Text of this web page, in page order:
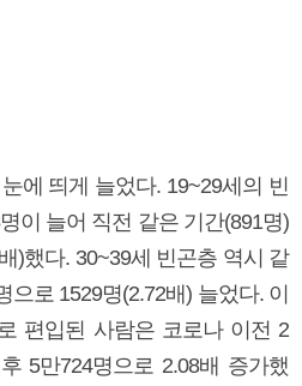
에 띄게 늘었다. 19~29세의 빈
이 늘어 직전 같은 기간(891명)
)했다. 30~39세 빈곤층 역시 같
으로 1529명(2.72배) 늘었다. 이
편입된 사람은 코로나 이전 2
5만724명으로 2.08배 증가했